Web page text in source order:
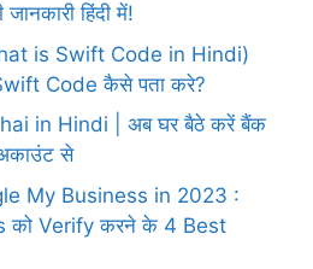
हिंदी में!
is Swift Code in Hindi)
Code कैसे पता करे?
in Hindi | अब घर बैठे करें बैंक
से
My Business in 2023 :
को Verify करने के 4 Best